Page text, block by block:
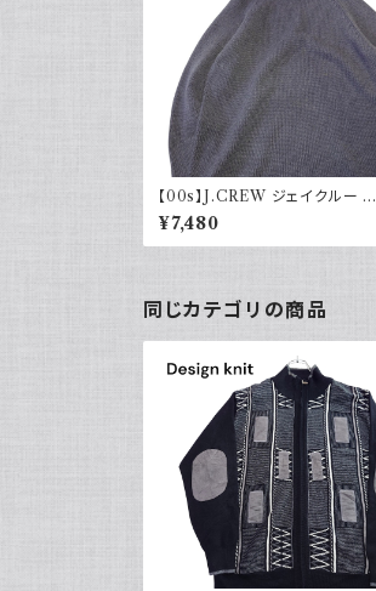
【00s】J.CREW ジェイクルー ロ
ールネックコットンニット グレー
¥7,480
同じカテゴリの商品